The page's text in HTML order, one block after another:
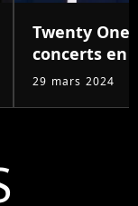
Twenty One
concerts en
29 mars 2024